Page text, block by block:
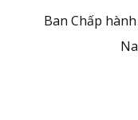
Ban Chấp